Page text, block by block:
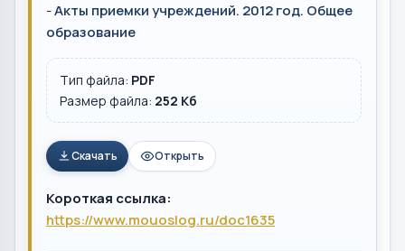
-Акты приемки учреждений. 2012 год. Общее
образование
Тип файла: PDF
Размер файла: 252 Кб
Скачать Открыть
Короткая ссылка:
https://www.mouoslog.ru/doc1635